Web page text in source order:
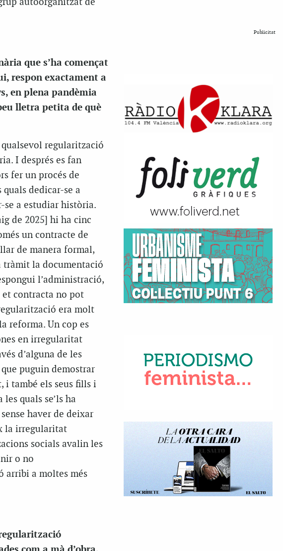
que s’ha començat
respon exactament a
en plena pandèmia
lletra petita de què
regularització
I després es fan
fer un procés de
dedicar-se a
se a estudiar història.
de 2025] hi ha cinc
un contracte de
de manera formal,
tràmit la documentació
l’administració,
et contracta no pot
era molt
reforma. Un cop es
en irregularitat
d’alguna de les
puguin demostrar
i també els seus fills i
quals se’ls ha
haver de deixar
la irregularitat
socials avalin les
o no
arribi a moltes més
Publicitat